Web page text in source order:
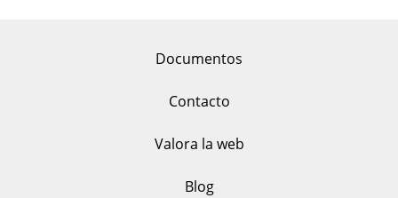
Documentos
Contacto
Valora la web
Blog